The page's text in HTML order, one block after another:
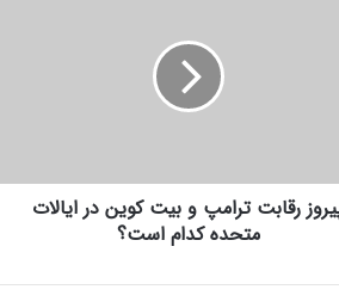
رقابت ترامپ و بیت کوین در ایالات
متحده کدام است؟